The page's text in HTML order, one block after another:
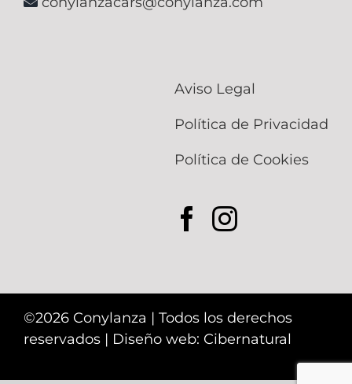
Aviso Legal
Política de Privacidad
Política de Cookies
©2026 Conylanza | Todos los derechos
reservados | Diseño web: Cibernatural